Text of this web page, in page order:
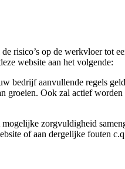
risico’s op de werkvloer tot
website aan het volgende:
bedrijf aanvullende regels
groeien. Ook zal actief
zorgvuldigheid
of aan dergelijke fouten